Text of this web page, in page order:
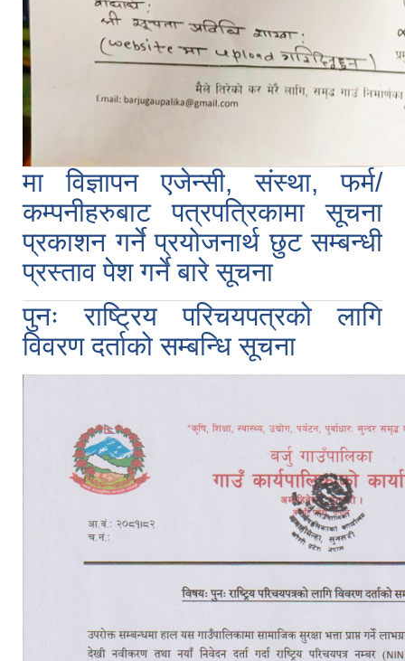
मा विज्ञापन एजेन्सी, संस्था, फर्म/
कम्पनीहरुबाट पत्रपत्रिकामा सूचना
प्रकाशन गर्ने प्रयोजनार्थ छुट सम्बन्धी
प्रस्ताव पेश गर्ने बारे सूचना
पुनः राष्ट्रिय परिचयपत्रको लागि
विवरण दर्ताको सम्बन्धि सूचना